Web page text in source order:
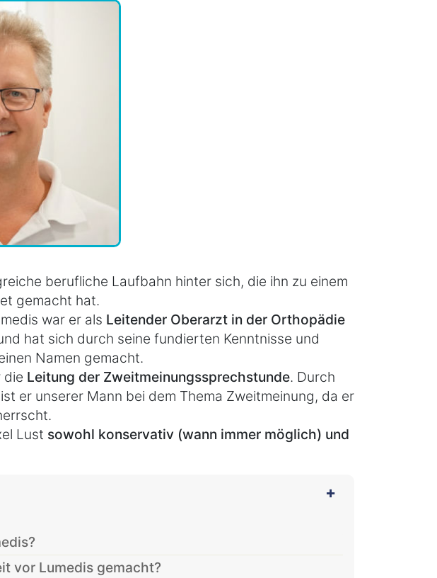
berufliche Laufbahn hinter sich, die ihn zu einem
gemacht hat.
war er als Leitender Oberarzt in der Orthopädie
hat sich durch seine fundierten Kenntnisse und
Namen gemacht.
die Leitung der Zweitmeinungssprechstunde. Durch
er unserer Mann bei dem Thema Zweitmeinung, da er
Lust sowohl konservativ (wann immer möglich) und
vor Lumedis gemacht?